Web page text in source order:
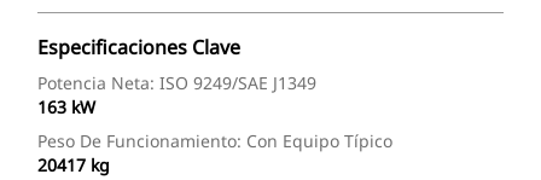
Especificaciones Clave
Potencia Neta: ISO 9249/SAE J1349
163 kW
Peso De Funcionamiento: Con Equipo Típico
20417 kg